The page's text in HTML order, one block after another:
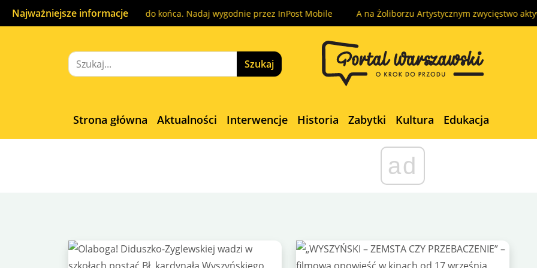
Najważniejsze informacje
Paczka pod kontrolą od początku do końca. Nadaj wygodnie przez InPost Mobile A na Żoliborzu Artystycznym zwycięstwo
Strona główna Aktualności Interwencje Historia Zabytki Kultura Edukacja
ad